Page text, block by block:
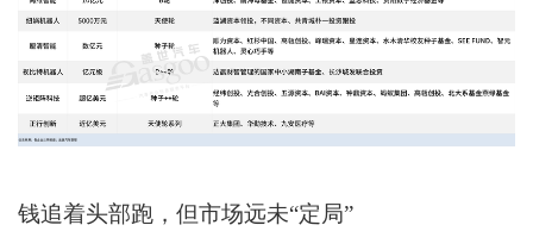
钱追着头部跑，但市场远未“定局”